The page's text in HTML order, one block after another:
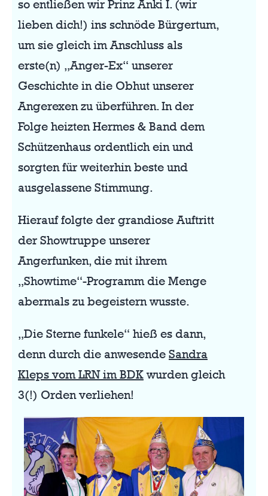
so entließen wir Prinz Änki I. (wir
lieben dich!) ins schnöde Bürgertum,
um sie gleich im Anschluss als
erste(n) „Anger-Ex“ unserer
Geschichte in die Obhut unserer
Angerexen zu überführen. In der
Folge heizten Hermes & Band dem
Schützenhaus ordentlich ein und
sorgten für weiterhin beste und
ausgelassene Stimmung.
Hierauf folgte der grandiose Auftritt
der Showtruppe unserer
Angerfunken, die mit ihrem
„Showtime“-Programm die Menge
abermals zu begeistern wusste.
„Die Sterne funkele“ hieß es dann,
denn durch die anwesende Sandra
Kleps vom LRN im BDK wurden gleich
3(!) Orden verliehen!